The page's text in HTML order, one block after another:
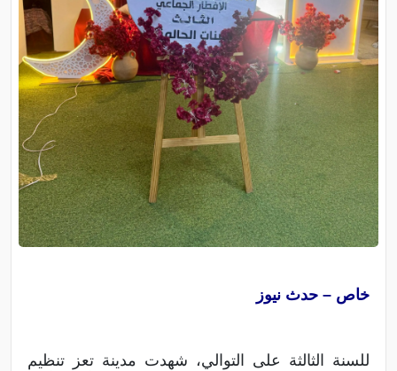
خاص – حدث نيوز
للسنة الثالثة على التوالي، شهدت مدينة تعز تنظيم